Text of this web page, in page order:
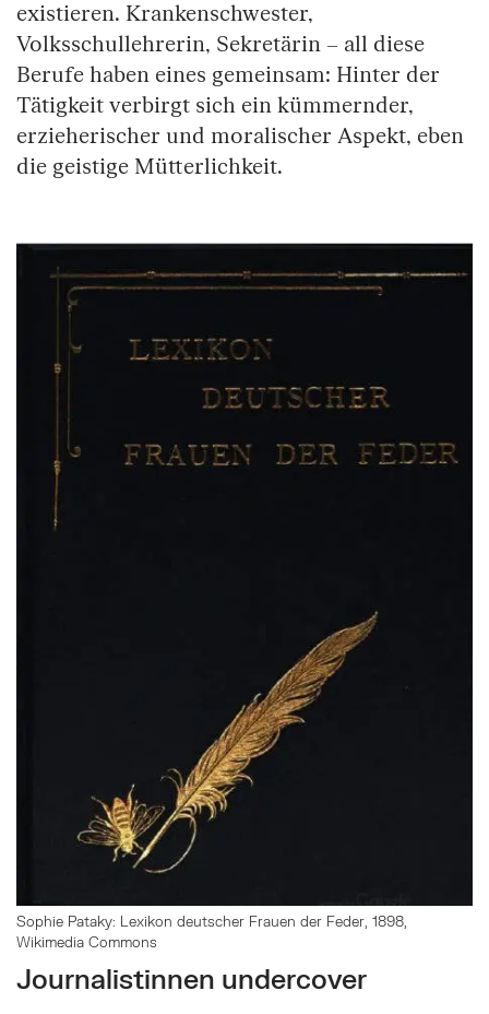
existieren. Krankenschwester,
Volksschullehrerin, Sekretärin – all diese
Berufe haben eines gemeinsam: Hinter der
Tätigkeit verbirgt sich ein kümmernder,
erzieherischer und moralischer Aspekt, eben
die geistige Mütterlichkeit.
Sophie Pataky: Lexikon deutscher Frauen der Feder, 1898,
Wikimedia Commons
Journalistinnen undercover